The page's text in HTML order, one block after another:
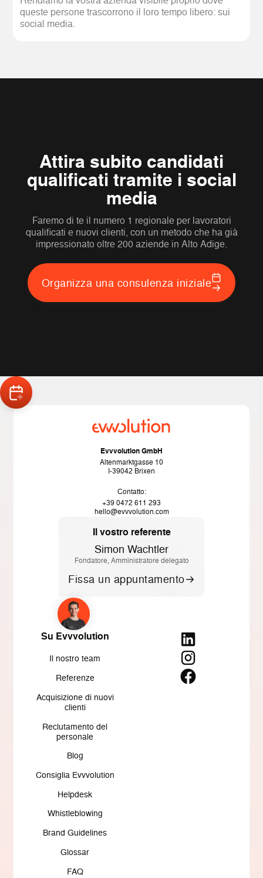
queste persone trascorrono il loro tempo libero: sui
social media.
Attira subito candidati
qualificati tramite i social
media
Faremo di te il numero 1 regionale per lavoratori
qualificati e nuovi clienti, con un metodo che ha già
impressionato oltre 200 aziende in Alto Adige.
Organizza una consulenza iniziale
Evvvolution GmbH
Altenmarktgasse 10
I-39042 Brixen
Contatto:
+39 0472 611 293
hello@evvvolution.com
Il vostro referente
Simon Wachtler
Fondatore, Amministratore delegato
Fissa un appuntamento
Su Evvvolution
Il nostro team
Referenze
Acquisizione di nuovi
clienti
Reclutamento del
personale
Blog
Consiglia Evvvolution
Helpdesk
Whistleblowing
Brand Guidelines
Glossar
FAQ